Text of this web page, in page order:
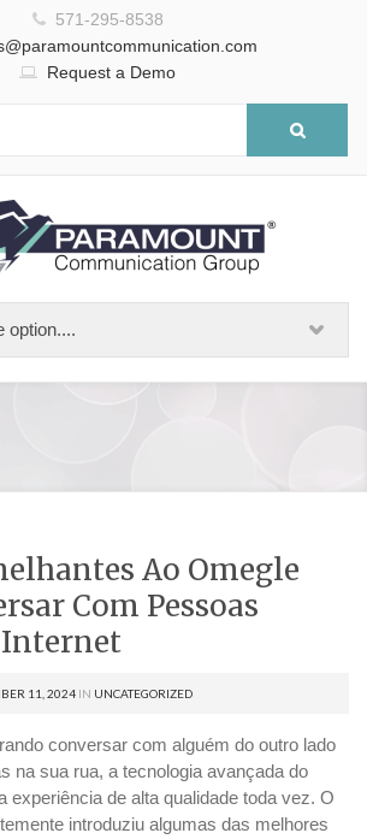
571-295-8538
Request a Demo
Ao Omegle
Com Pessoas
11, 2024 IN UNCATEGORIZED
conversar com alguém do outro lado
na sua rua, a tecnologia avançada do
experiência de alta qualidade toda vez. O
introduziu algumas das melhores